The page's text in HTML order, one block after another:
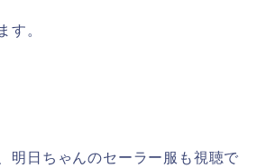
す。
明日ちゃんのセーラー服も視聴で